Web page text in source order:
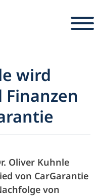
wird
Oliver Kuhnle
von CarGarantie
von